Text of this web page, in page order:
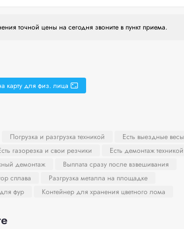
точной цены на сегодня звоните в пункт приема.
карту для физ. лица
Погрузка и разгрузка техникой
Есть выездные весы
газорезка и свои резчики
Есть демонтаж техникой
демонтаж
Выплата сразу после взвешивания
сплава
Разгрузка металла на площадке
фур Контейнер для хранения цветного лома